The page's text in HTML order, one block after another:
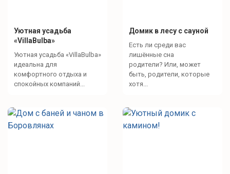
Уютная усадьба
«VillaBulba»
Уютная усадьба «VillaBulba»
идеальна для
комфортного отдыха и
спокойных компаний...
Домик в лесу с сауной
Есть ли среди вас
лишённые сна
родители? Или, может
быть, родители, которые
хотя...